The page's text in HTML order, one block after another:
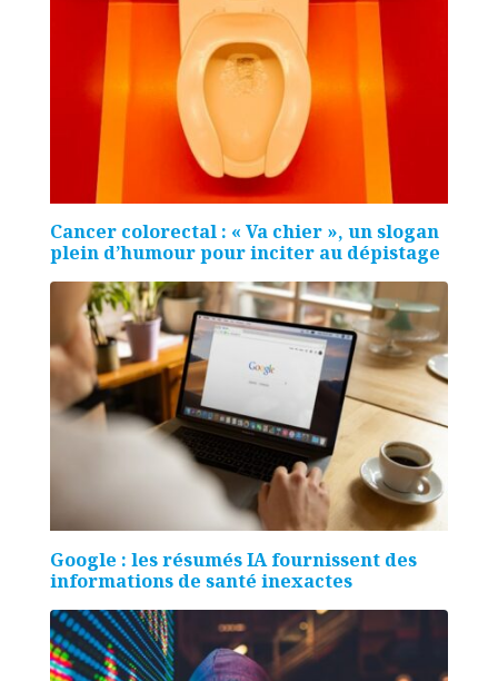
Cancer colorectal : « Va chier », un slogan
plein d’humour pour inciter au dépistage
Google : les résumés IA fournissent des
informations de santé inexactes